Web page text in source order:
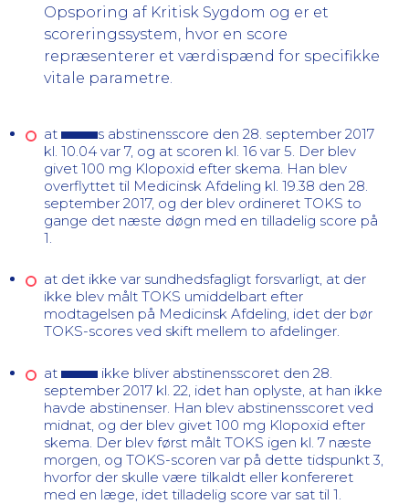
Opsporing af Kritisk Sygdom og er et
scoreringssystem, hvor en score
repræsenterer et værdispænd for specifikke
vitale parametre.
at s abstinensscore den 28. september 2017
kl. 10.04 var 7, og at scoren kl. 16 var 5. Der blev
givet 100 mg Klopoxid efter skema. Han blev
overflyttet til Medicinsk Afdeling kl. 19.38 den 28.
september 2017, og der blev ordineret TOKS to
gange det næste døgn med en tilladelig score på
1.
at det ikke var sundhedsfagligt forsvarligt, at der
ikke blev målt TOKS umiddelbart efter
modtagelsen på Medicinsk Afdeling, idet der bør
TOKS-scores ved skift mellem to afdelinger.
at ikke bliver abstinensscoret den 28.
september 2017 kl. 22, idet han oplyste, at han ikke
havde abstinenser. Han blev abstinensscoret ved
midnat, og der blev givet 100 mg Klopoxid efter
skema. Der blev først målt TOKS igen kl. 7 næste
morgen, og TOKS-scoren var på dette tidspunkt 3,
hvorfor der skulle være tilkaldt eller konfereret
med en læge, idet tilladelig score var sat til 1.